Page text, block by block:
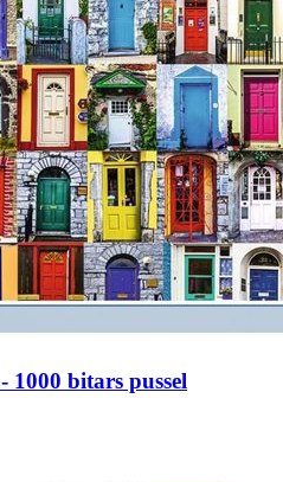
1000 bitars pussel